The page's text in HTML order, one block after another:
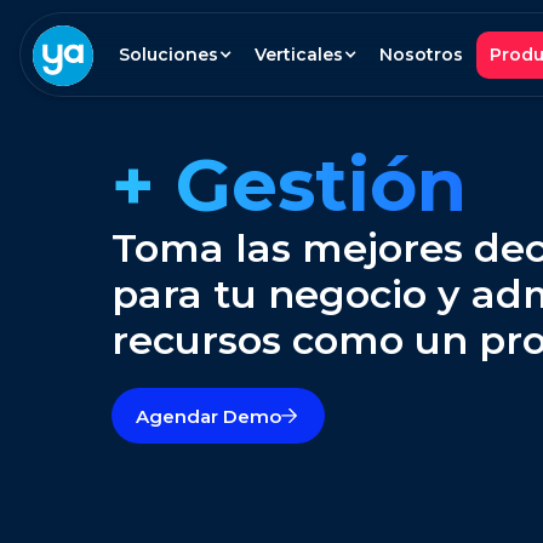
Soluciones Verticales Nosotros
+ Gestión
Toma las mejores
para tu negocio y
recursos como un
Agendar Demo